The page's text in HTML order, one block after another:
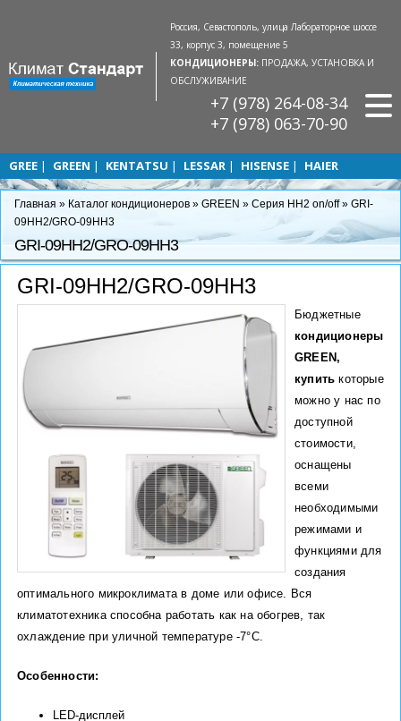
Россия, Севастополь, улица Лабораторное шоссе
33, корпус 3, помещение 5
КОНДИЦИОНЕРЫ: ПРОДАЖА, УСТАНОВКА И
ОБСЛУЖИВАНИЕ
+7 (978) 264-08-34
+7 (978) 063-70-90
GREE GREEN KENTATSU LESSAR HISENSE HAIER
Главная » Каталог кондиционеров » GREEN » Серия HH2 on/off» GRI-
09HH2/GRO-09HH3
GRI-09HH2/GRO-09HH3
GRI-09HH2/GRO-09HH3
Бюджетные
кондиционеры
GREEN,
купить которые
можно у нас по
доступной
стоимости,
оснащены
всеми
необходимыми
режимами и
функциями для
создания
оптимального микроклимата в доме или офисе. Вся
климатотехника способна работать как на обогрев, так
охлаждение при уличной температуре -7°С.
Особенности:
LED-дисплей